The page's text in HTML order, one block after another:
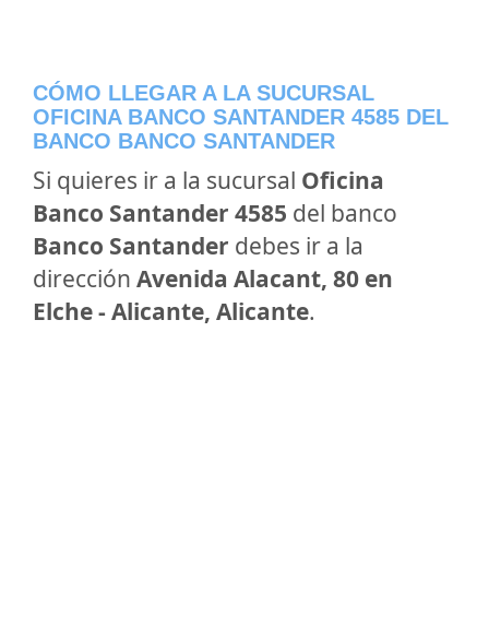
CÓMO LLEGAR A LA SUCURSAL
OFICINA BANCO SANTANDER 4585 DEL
BANCO BANCO SANTANDER
Si quieres ir a la sucursal Oficina
Banco Santander 4585 del banco
Banco Santander debes ir a la
dirección Avenida Alacant, 80 en
Elche - Alicante, Alicante.